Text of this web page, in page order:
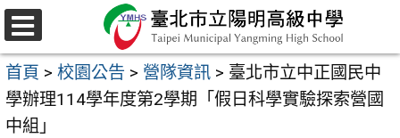
跳
至
主
要
內
選
單
首頁 > 校園公告 > 營隊資訊 > 臺北市立中正國民中
學辦理114學年度第2學期「假日科學實驗探索營國
中組」